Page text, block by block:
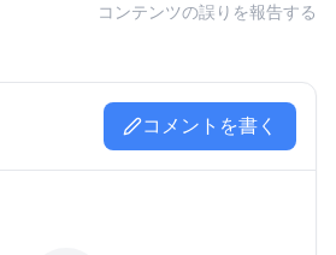
コンテンツの誤りを報告する
コメントを書く